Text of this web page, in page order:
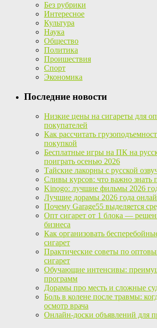
Без рубрики
Интересное
Культура
Наука
Общество
Политика
Проишествия
Спорт
Экономика
Последние новости
Низкие цены на сигареты для
покупателей
Как рассчитать
покупкой
Бесплатные игры на ПК на
поиграть осенью 2026
Тайские лакорны с русской
Сливы курсов: что важно знать
Kinogo: лучшие фильмы 2026
Лучшие дорамы 2026 года
Почему Garage55 выделяется
Опт сигарет от 1 блока —
бизнеса
Как организовать
сигарет
Практические советы по
сигарет
Обучающие интенсивы:
программ
Дорамы про месть и сложные
Боль в колене после травмы:
осмотр врача
Онлайн-доски объявлений для